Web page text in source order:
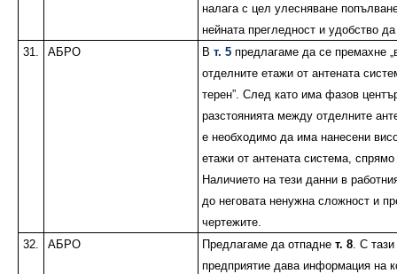
налага с цел улесняване
нейната прегледност и удобство
31.
АБРО Вт. 5 предлагаме да се премахне
отделните етажи от антената
терен”. След като има фазов
разстоянията между отделните
е необходимо да има нанесени
етажи от антената система, спрямо
Наличието на тези данни в
до неговата ненужна сложност и
чертежите.
32.
АБРО Предлагаме да отпаднет. 8 . С
предприятие дава информация на